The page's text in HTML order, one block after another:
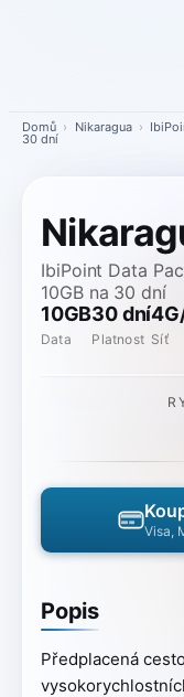
Domů › Nikaragua ›
30 dní
IbiPoint Data
10GB na 30 dní
10GB
Data
30 dní
Platnost Síť
Popis
Předplacená
Visa,